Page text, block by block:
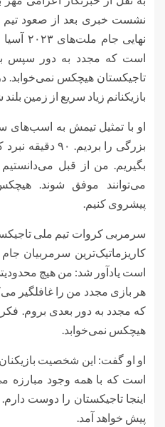
نشست خبری بعد از صعود تیم
نهایی
است که مجدد به دور سپس
تاجیکستان هیچکس نمی‌خوابد.
بازیکنانم زیاد سریع از زمین
او با تمثیل تیمش به اسب‌های
بزرگی را بردیم.
بگیریم. من از قبل می‌دانستیم
می‌توانند موفق شوند.
پیشروی کنیم.
سرمربی کروات تیم ملی
کاریزماتیک‌ترین سرمربیان
است یادآور شد: من هیچ
هر بازی مجدد من را غافلگیر
که مجدد به دور بعدی بروم.
هیچکس نمی‌خوابد.
او او گفت: این شخصیت
است که با همه وجود مبارزه
اینجا تاجیکستان را دوست دارم.
پیش خواهد آمد.